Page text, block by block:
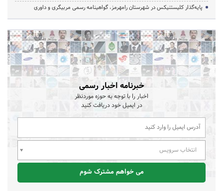
پایه‌گذار کلیستنیکس در شهرستان رامهرمز، گواهینامه رسمی مربیگری و داوری
خبرنامه اخبار رسمی
اخبار را با توجه به حوزه موردنظر
در ایمیل خود دریافت کنید
انتخاب سرویس
می خواهم مشترک شوم